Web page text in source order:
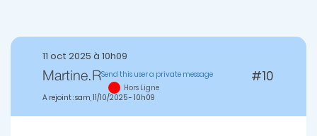
11 oct 2025 à 10h09
Martine.RSend this user a private message
Hors Ligne
A rejoint : sam, 11/10/2025 - 10h09
#10